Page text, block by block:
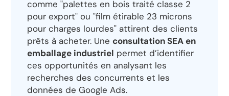
comme "palettes en bois traité classe 2
pour export" ou "film étirable 23 microns
pour charges lourdes" attirent des clients
prêts à acheter. Une consultation SEA en
emballage industriel permet d’identifier
ces opportunités en analysant les
recherches des concurrents et les
données de Google Ads.